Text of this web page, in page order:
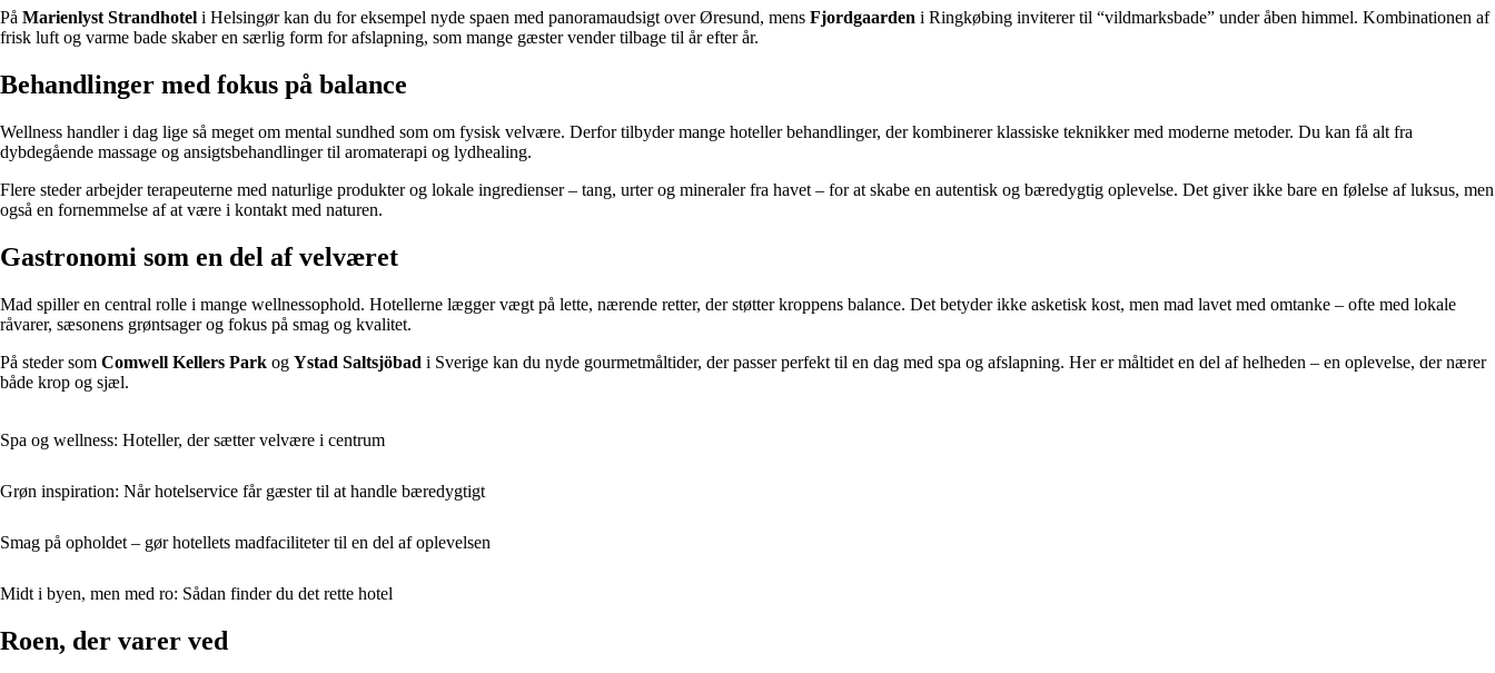
På Marienlyst Strandhotel i Helsingør kan du for eksempel nyde spaen med panoramaudsigt over Øresund, mens Fjordgaarden i Ringkøbing inviterer til “vildmarksbade” under åben himmel. Kombinationen af
frisk luft og varme bade skaber en særlig form for afslapning, som mange gæster vender tilbage til år efter år.
Behandlinger med fokus på balance
Wellness handler i dag lige så meget om mental sundhed som om fysisk velvære. Derfor tilbyder mange hoteller behandlinger, der kombinerer klassiske teknikker med moderne metoder. Du kan få alt fra
dybdegående massage og ansigtsbehandlinger til aromaterapi og lydhealing.
Flere steder arbejder terapeuterne med naturlige produkter og lokale ingredienser – tang, urter og mineraler fra havet – for at skabe en autentisk og bæredygtig oplevelse. Det giver ikke bare en følelse af luksus, men
også en fornemmelse af at være i kontakt med naturen.
Gastronomi som en del af velværet
Mad spiller en central rolle i mange wellnessophold. Hotellerne lægger vægt på lette, nærende retter, der støtter kroppens balance. Det betyder ikke asketisk kost, men mad lavet med omtanke – ofte med lokale
råvarer, sæsonens grøntsager og fokus på smag og kvalitet.
På steder som Comwell Kellers Park og Ystad Saltsjöbad i Sverige kan du nyde gourmetmåltider, der passer perfekt til en dag med spa og afslapning. Her er måltidet en del af helheden – en oplevelse, der nærer
både krop og sjæl.
Spa og wellness: Hoteller, der sætter velvære i centrum
Grøn inspiration: Når hotelservice får gæster til at handle bæredygtigt
Smag på opholdet – gør hotellets madfaciliteter til en del af oplevelsen
Midt i byen, men med ro: Sådan finder du det rette hotel
Roen, der varer ved